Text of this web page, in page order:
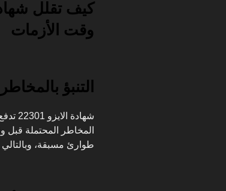
وقت الأزمات
التنبؤ
شهادة الايزو 22301
المخاطر المحتملة قبل
طوارئ مسبقة،